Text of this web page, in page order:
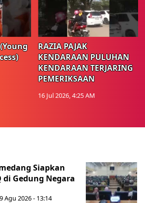
RAZIA PAJAK
KENDARAAN PULUHAN
KENDARAAN TERJARING
PEMERIKSAAN
16 Jul 2026, 4:25 AM
Siapkan
di Gedung Negara
Agu 2026 - 13:14